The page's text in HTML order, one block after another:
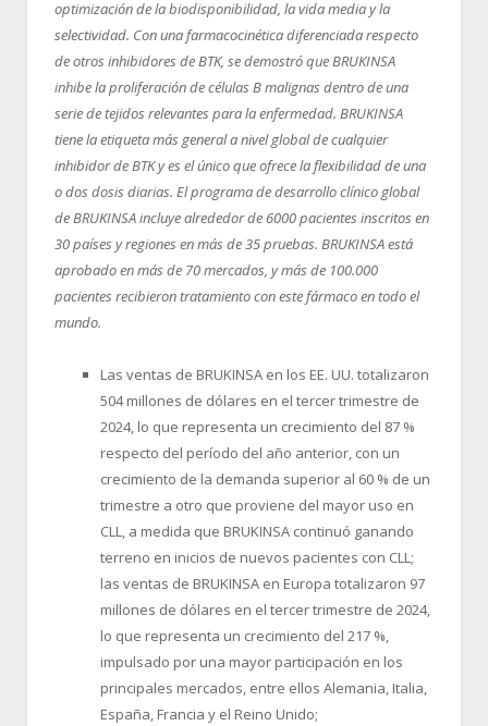
optimización de la biodisponibilidad, la vida media y la
selectividad. Con una farmacocinética diferenciada respecto
de otros inhibidores de BTK, se demostró que BRUKINSA
inhibe la proliferación de células B malignas dentro de una
serie de tejidos relevantes para la enfermedad. BRUKINSA
tiene la etiqueta más general a nivel global de cualquier
inhibidor de BTK y es el único que ofrece la flexibilidad de una
o dos dosis diarias. El programa de desarrollo clínico global
de BRUKINSA incluye alrededor de 6000 pacientes inscritos en
30 países y regiones en más de 35 pruebas. BRUKINSA está
aprobado en más de 70 mercados, y más de 100.000
pacientes recibieron tratamiento con este fármaco en todo el
mundo.
Las ventas de BRUKINSA en los EE. UU. totalizaron
504 millones de dólares en el tercer trimestre de
2024, lo que representa un crecimiento del 87 %
respecto del período del año anterior, con un
crecimiento de la demanda superior al 60 % de un
trimestre a otro que proviene del mayor uso en
CLL, a medida que BRUKINSA continuó ganando
terreno en inicios de nuevos pacientes con CLL;
las ventas de BRUKINSA en Europa totalizaron 97
millones de dólares en el tercer trimestre de 2024,
lo que representa un crecimiento del 217 %,
impulsado por una mayor participación en los
principales mercados, entre ellos Alemania, Italia,
España, Francia y el Reino Unido;